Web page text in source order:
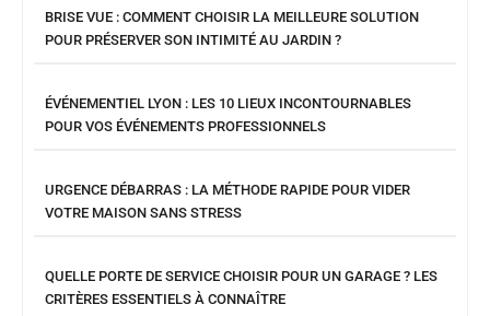
BRISE VUE : COMMENT CHOISIR LA MEILLEURE SOLUTION
POUR PRÉSERVER SON INTIMITÉ AU JARDIN ?
ÉVÉNEMENTIEL LYON : LES 10 LIEUX INCONTOURNABLES
POUR VOS ÉVÉNEMENTS PROFESSIONNELS
URGENCE DÉBARRAS : LA MÉTHODE RAPIDE POUR VIDER
VOTRE MAISON SANS STRESS
QUELLE PORTE DE SERVICE CHOISIR POUR UN GARAGE ? LES
CRITÈRES ESSENTIELS À CONNAÎTRE